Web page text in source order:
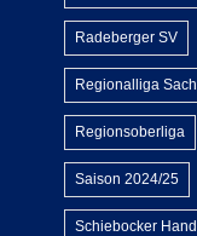
Radeberger SV
Regionalliga
Regionsoberliga
Saison 2024/25
Schiebocker